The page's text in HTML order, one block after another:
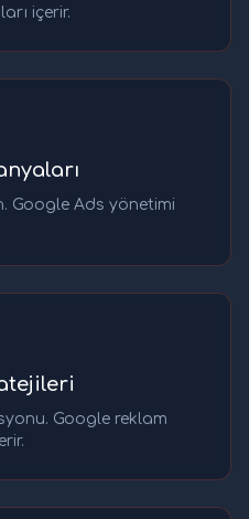
içerir.
Google Ads yönetimi
Google reklam